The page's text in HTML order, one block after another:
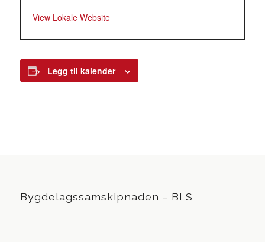
View Lokale Website
Legg til kalender
Bygdelagssamskipnaden – BLS